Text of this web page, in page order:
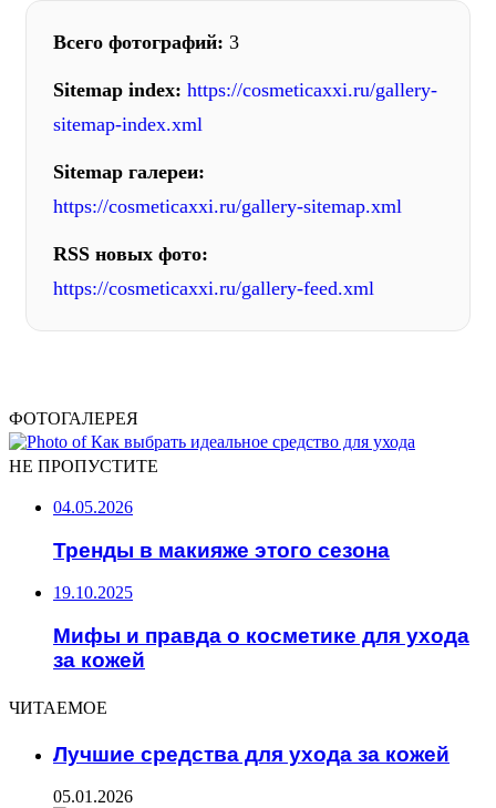
Всего фотографий: 3
Sitemap index: https://cosmeticaxxi.ru/gallery-
sitemap-index.xml
Sitemap галереи:
https://cosmeticaxxi.ru/gallery-sitemap.xml
RSS новых фото:
https://cosmeticaxxi.ru/gallery-feed.xml
ФОТОГАЛЕРЕЯ
НЕ ПРОПУСТИТЕ
04.05.2026
Тренды в макияже этого сезона
19.10.2025
Мифы и правда о косметике для ухода
за кожей
ЧИТАЕМОЕ
Лучшие средства для ухода за кожей
05.01.2026